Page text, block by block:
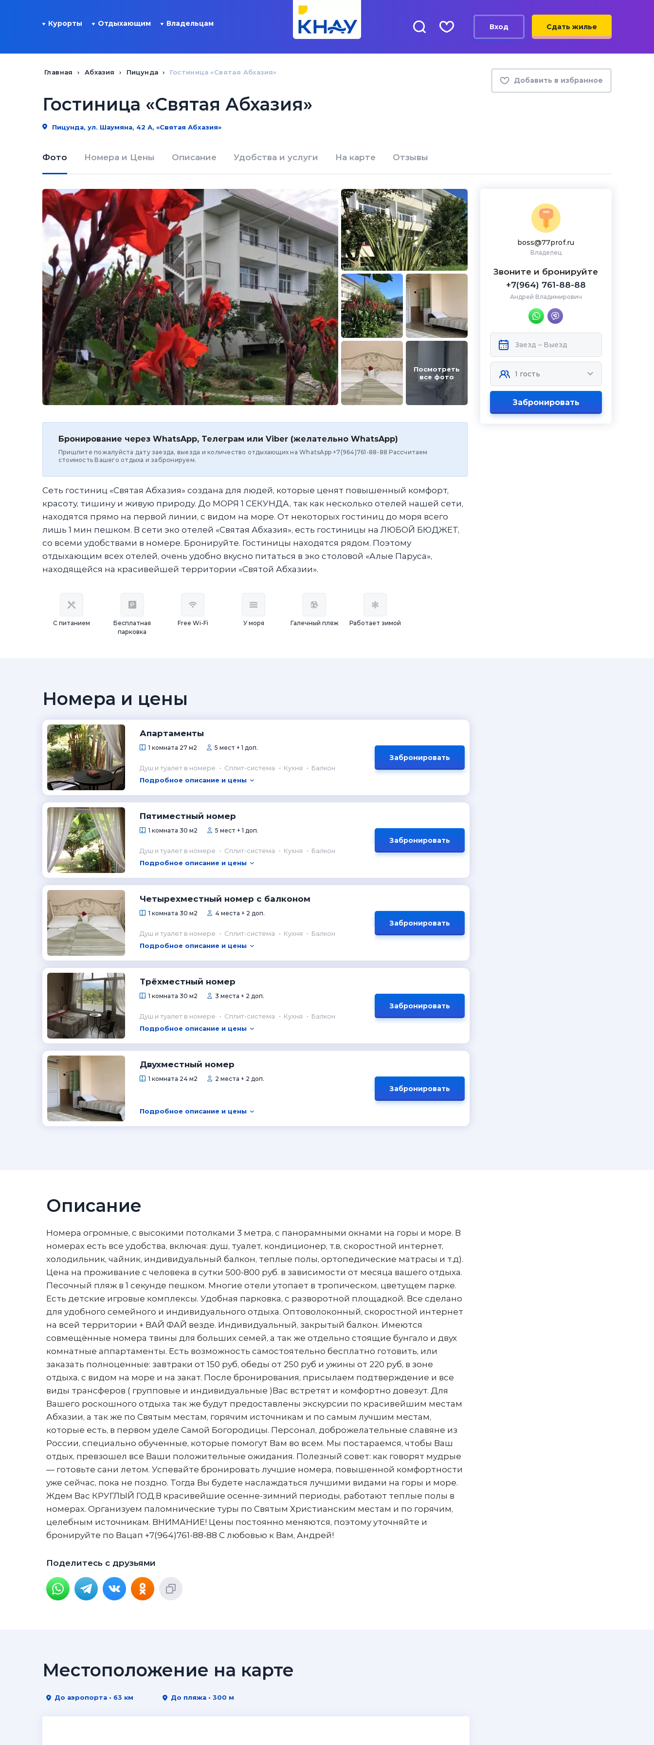
Курорты Отдыхающим Владельцам Вход Сдать жилье
Главная Абхазия Пицунда Гостиница «Святая Абхазия»
Добавить в избранное
Гостиница «Святая Абхазия»
Пицунда, ул. Шаумяна, 42 А, «Святая Абхазия»
Фото Номера и Цены Описание Удобства и услуги На карте Отзывы
Посмотреть
все фото
boss@77prof.ru
Владелец
Звоните и бронируйте
+7(964) 761-88-88
Андрей Владимирович
Забронировать
Бронирование через WhatsApp, Телеграм или Viber (желательно WhatsApp)
Пришлите пожалуйста дату заезда, выезда и количество отдыхающих на WhatsApp +7(964)761-88-88 Рассчитаем
стоимость Вашего отдыха и забронируем.
Сеть гостиниц «Святая Абхазия» создана для людей, которые ценят повышенный комфорт,
красоту, тишину и живую природу. До МОРЯ 1 СЕКУНДА, так как несколько отелей нашей сети,
находятся прямо на первой линии, с видом на море. От некоторых гостиниц до моря всего
лишь 1 мин пешком. В сети эко отелей «Святая Абхазия», есть гостиницы на ЛЮБОЙ БЮДЖЕТ,
со всеми удобствами в номере. Бронируйте. Гостиницы находятся рядом. Поэтому
отдыхающим всех отелей, очень удобно вкусно питаться в эко столовой «Алые Паруса»,
находящейся на красивейшей территории «Святой Абхазии».
С питанием
Бесплатная
парковка
Free Wi-Fi У моря Галечный пляж Работает зимой
Номера и цены
Апартаменты
1 комната 27 м2 5 мест + 1 доп.
Душ и туалет в номере Сплит-система Кухня
Балкон
Подробное описание и цены
Забронировать
Пятиместный номер
1 комната 30 м2 5 мест + 1 доп.
Душ и туалет в номере Сплит-система Кухня
Балкон
Подробное описание и цены
Забронировать
Четырехместный номер с балконом
1 комната 30 м2 4 места + 2 доп.
Душ и туалет в номере Сплит-система Кухня
Балкон
Подробное описание и цены
Забронировать
Трёхместный номер
1 комната 30 м2 3 места + 2 доп.
Душ и туалет в номере Сплит-система Кухня
Балкон
Подробное описание и цены
Забронировать
Двухместный номер
1 комната 24 м2 2 места + 2 доп.
Подробное описание и цены
Забронировать
Описание
Номера огромные, с высокими потолками 3 метра, с панорамными окнами на горы и море. В
номерах есть все удобства, включая: душ, туалет, кондиционер, т.в, скоростной интернет,
холодильник, чайник, индивидуальный балкон, теплые полы, ортопедические матрасы и т.д).
Цена на проживание с человека в сутки 500-800 руб. в зависимости от месяца вашего отдыха.
Песочный пляж в 1 секунде пешком. Многие отели утопает в тропическом, цветущем парке.
Есть детские игровые комплексы. Удобная парковка, с разворотной площадкой. Все сделано
для удобного семейного и индивидуального отдыха. Оптоволоконный, скоростной интернет
на всей территории + ВАЙ ФАЙ везде. Индивидуальный, закрытый балкон. Имеются
совмещённые номера твины для больших семей, а так же отдельно стоящие бунгало и двух
комнатные аппартаменты. Есть возможность самостоятельно бесплатно готовить, или
заказать полноценные: завтраки от 150 руб, обеды от 250 руб и ужины от 220 руб, в зоне
отдыха, с видом на море и на закат. После бронирования, присылаем подтверждение и все
виды трансферов ( групповые и индивидуальные )Вас встретят и комфортно довезут. Для
Вашего роскошного отдыха так же будут предоставлены экскурсии по красивейшим местам
Абхазии, а так же по Святым местам, горячим источникам и по самым лучшим местам,
которые есть, в первом уделе Самой Богородицы. Персонал, доброжелательные славяне из
России, специально обученные, которые помогут Вам во всем. Мы постараемся, чтобы Ваш
отдых, превзошел все Ваши положительные ожидания. Полезный совет: как говорят мудрые
— готовьте сани летом. Успевайте бронировать лучшие номера, повышенной комфортности
уже сейчас, пока не поздно. Тогда Вы будете наслаждаться лучшими видами на горы и море.
Ждем Вас КРУГЛЫЙ ГОД.В красивейшие осенне-зимний периоды, работают теплые полы в
номерах. Организуем паломнические туры по Святым Христианским местам и по горячим,
целебным источникам. ВНИМАНИЕ! Цены постоянно меняются, поэтому уточняйте и
бронируйте по Вацап +7(964)761-88-88 С любовью к Вам, Андрей!
Поделитесь с друзьями
Местоположение на карте
До аэропорта • 63 км До пляжа • 300 м